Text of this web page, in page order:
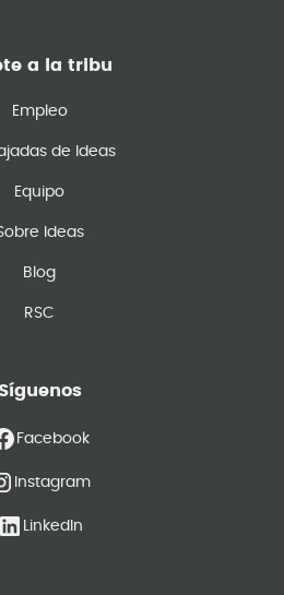
a la tribu
Empleo
de Ideas
Equipo
Ideas
Blog
RSC
Síguenos
Facebook
Instagram
LinkedIn